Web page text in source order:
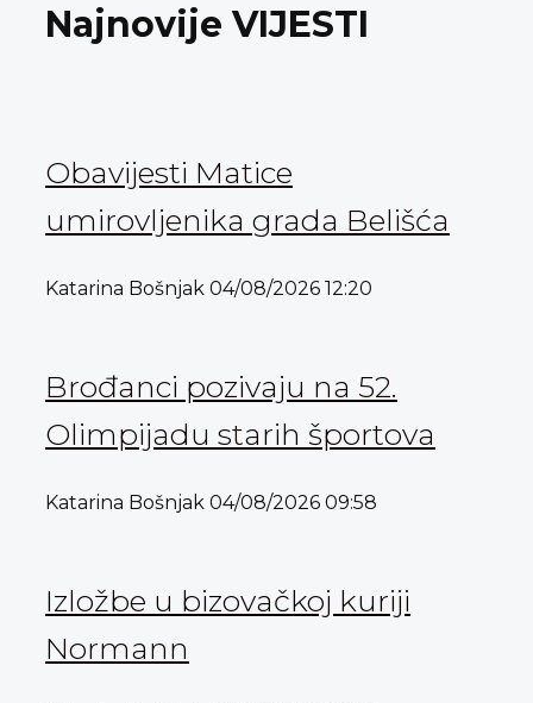
Najnovije VIJESTI
Obavijesti Matice
umirovljenika grada Belišća
Katarina Bošnjak 04/08/2026 12:20
Brođanci pozivaju na 52.
Olimpijadu starih športova
Katarina Bošnjak 04/08/2026 09:58
Izložbe u bizovačkoj kuriji
Normann